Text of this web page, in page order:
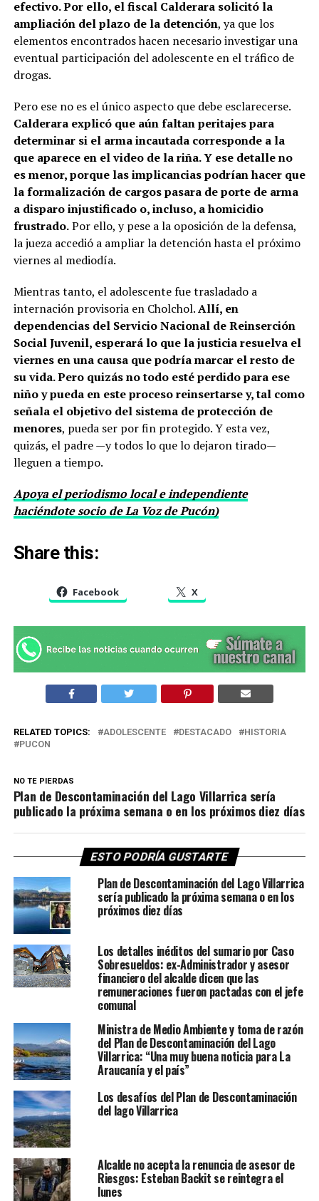
efectivo. Por ello, el fiscal Calderara solicitó la
ampliación del plazo de la detención, ya que los
elementos encontrados hacen necesario investigar una
eventual participación del adolescente en el tráfico de
drogas.
Pero ese no es el único aspecto que debe esclarecerse.
Calderara explicó que aún faltan peritajes para
determinar si el arma incautada corresponde a la
que aparece en el video de la riña. Y ese detalle no
es menor, porque las implicancias podrían hacer que
la formalización de cargos pasara de porte de arma
a disparo injustificado o, incluso, a homicidio
frustrado.Por ello, y pese a la oposición de la defensa,
la jueza accedió a ampliar la detención hasta el próximo
viernes al mediodía.
Mientras tanto, el adolescente fue trasladado a
internación provisoria en Cholchol.Allí, en
dependencias del Servicio Nacional de Reinserción
Social Juvenil, esperará lo que la justicia resuelva el
viernes en una causa que podría marcar el resto de
su vida. Pero quizás no todo esté perdido para ese
niño y pueda en este proceso reinsertarse y, tal como
señala el objetivo del sistema de protección de
menores, pueda ser por fin protegido. Y esta vez,
quizás, el padre —y todos lo que lo dejaron tirado—
lleguen a tiempo.
Apoya el periodismo local e independiente
haciéndote socio de La Voz de Pucón)
Share this:
Facebook X
RELATED TOPICS: ADOLESCENTE DESTACADO
HISTORIA
PUCON
NO TE PIERDAS
Plan de Descontaminación del Lago Villarrica sería
publicado la próxima semana o en los próximos diez días
ESTO PODRÍA GUSTARTE
Plan de Descontaminación del Lago Villarrica
sería publicado la próxima semana o en los
próximos diez días
Los detalles inéditos del sumario por Caso
Sobresueldos: ex-Administrador y asesor
financiero del alcalde dicen que las
remuneraciones fueron pactadas con el jefe
comunal
Ministra de Medio Ambiente y toma de razón
del Plan de Descontaminación del Lago
Villarrica: “Una muy buena noticia para La
Araucanía y el país”
Los desafíos del Plan de Descontaminación
del lago Villarrica
Alcalde no acepta la renuncia de asesor de
Riesgos: Esteban Backit se reintegra el
lunes